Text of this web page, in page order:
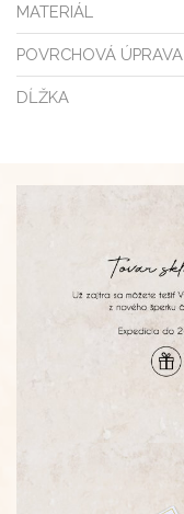
MATERIÁL
POVRCHOVÁ ÚPRAVA
DĹŽKA